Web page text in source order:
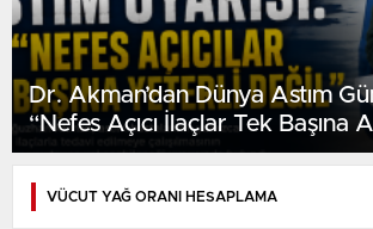
Dr. Akman’dan Dünya Astım
“Nefes Açıcı İlaçlar Tek Başına
Etmez”
VÜCUT YAĞ ORANI HESAPLAMA